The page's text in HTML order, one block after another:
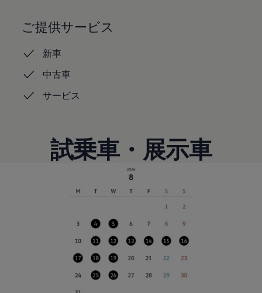
2022
2021
2017
2015
ご提供サービス
新車
中古車
サービス
試乗車・展示車